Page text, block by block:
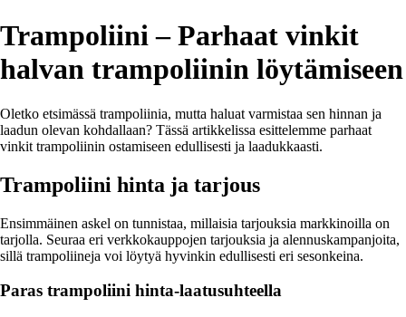
Trampoliini – Parhaat vinkit
halvan trampoliinin löytämiseen
Oletko etsimässä trampoliinia, mutta haluat varmistaa sen hinnan ja
laadun olevan kohdallaan? Tässä artikkelissa esittelemme parhaat
vinkit trampoliinin ostamiseen edullisesti ja laadukkaasti.
Trampoliini hinta ja tarjous
Ensimmäinen askel on tunnistaa, millaisia tarjouksia markkinoilla on
tarjolla. Seuraa eri verkkokauppojen tarjouksia ja alennuskampanjoita,
sillä trampoliineja voi löytyä hyvinkin edullisesti eri sesonkeina.
Paras trampoliini hinta-laatusuhteella